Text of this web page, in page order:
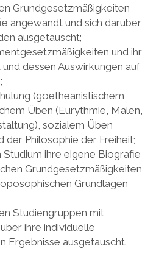
Grundgesetzmäßigkeiten
angewandt und sich darüber
ausgetauscht;
und ihr
dessen Auswirkungen auf
(goetheanistischem
Üben (Eurythmie, Malen,
sozialem Üben
der Philosophie der Freiheit;
Studium ihre eigene Biografie
Grundgesetzmäßigkeiten
Grundlagen
Studiengruppen mit
ihre individuelle
Ergebnisse ausgetauscht.